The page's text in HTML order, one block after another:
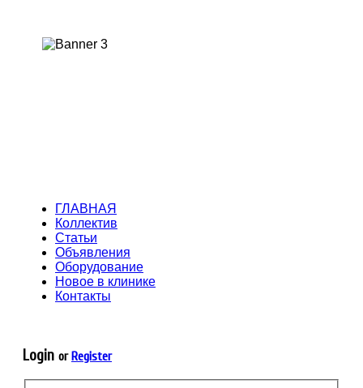
ГЛАВНАЯ
Коллектив
Статьи
Объявления
Оборудование
Новое в клинике
Контакты
Login orRegister